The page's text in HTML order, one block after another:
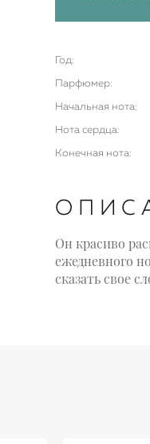
Год:
Парфюмер:
Начальная нота:
Нота сердца:
Конечная нота:
Он красиво
ежедневного
сказать свое